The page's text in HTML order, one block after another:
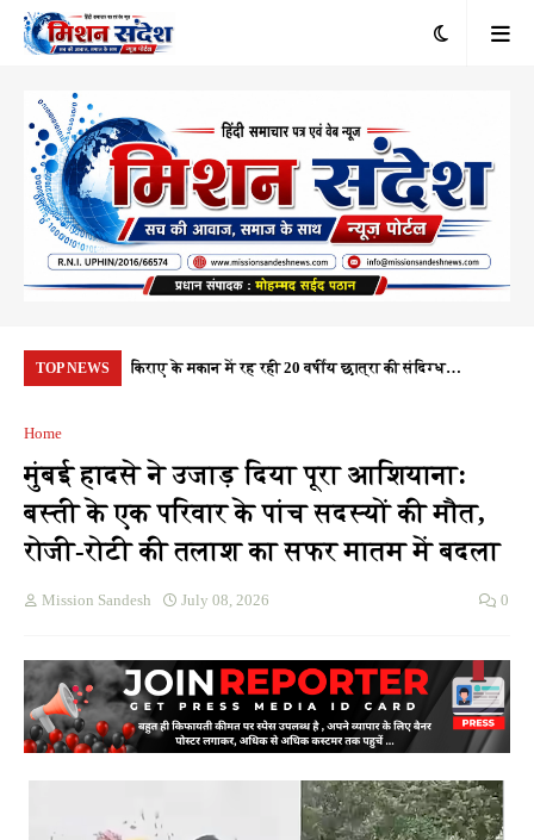
TOP NEWS
1.10 करोड़
किराए के मकान में रह रही 20 वर्षीय छात्रा की संदिग्ध
Home
मुंबई हादसे ने उजाड़ दिया पूरा आशियाना:
बस्ती के एक परिवार के पांच सदस्यों की मौत,
रोजी-रोटी की तलाश का सफर मातम में बदला
Mission Sandesh July 08, 2026 0